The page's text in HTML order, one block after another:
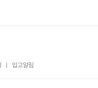
입고알림